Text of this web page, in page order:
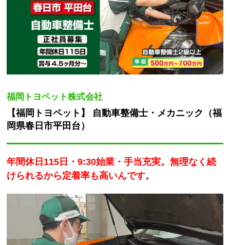
福岡トヨペット株式会社
【福岡トヨペット】 自動車整備士・メカニック（福
岡県春日市平田台）
年間休日115日・9:30始業・手当充実。無理なく続
けられるから定着率も高いんです。